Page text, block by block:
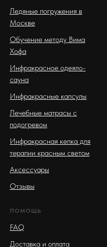
Ледяные погружения в
Москве
Обучение методу Вима
Хофа
Инфракрасное одеяло-
сауна
Инфракрасные капсулы
Лечебные матрасы с
подогревом
Инфракрасная кепка для
терапии красным светом
Аксессуары
Отзывы
ПОМОЩЬ
FAQ
Доставка и оплата